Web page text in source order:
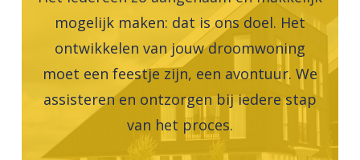
mogelijk maken: dat is ons doel. Het
ontwikkelen van jouw droomwoning
moet een feestje zijn, een avontuur. We
assisteren en ontzorgen bij iedere stap
van het proces.